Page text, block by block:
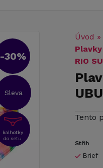
-30%
Sleva
kalhotky
do setu
Úvod »
Plavky
RIO
Tento
Střih
Brief